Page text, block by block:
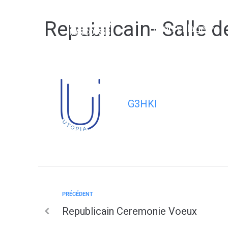
Mon village
Republicain- Salle
G3HKI
PRÉCÉDENT
Republicain Ceremonie Voeux